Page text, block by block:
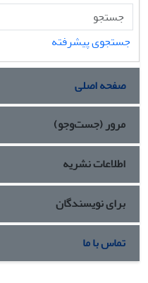
جستجوی پیشرفته
صفحه اصلی
مرور (جست‌وجو)
اطلاعات نشریه
برای نویسندگان
تماس با ما